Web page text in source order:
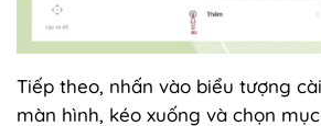
Tiếp theo, nhấn vào biểu tượng
màn hình, kéo xuống và chọn